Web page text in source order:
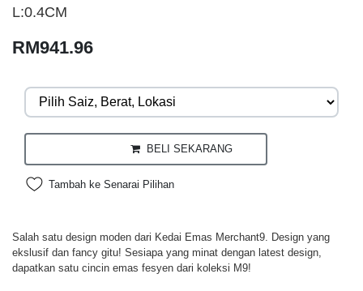
L:0.4CM
RM941.96
BELI SEKARANG
Tambah ke Senarai Pilihan
Salah satu design moden dari Kedai Emas Merchant9. Design yang
ekslusif dan fancy gitu! Sesiapa yang minat dengan latest design,
dapatkan satu cincin emas fesyen dari koleksi M9!